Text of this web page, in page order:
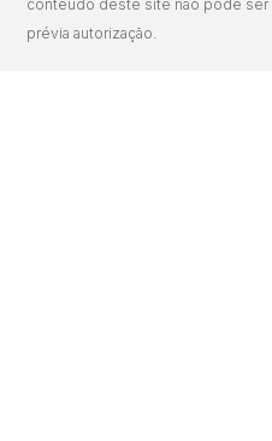
conteúdo deste site não pode
prévia autorização.